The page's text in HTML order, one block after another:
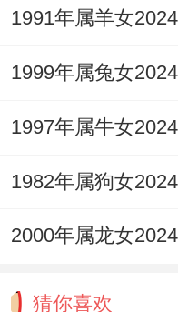
新内涵。伦敦社
强得文化适应力；
非常是是当父母生
文化儿童高出
现代社会正以更
猜你喜欢